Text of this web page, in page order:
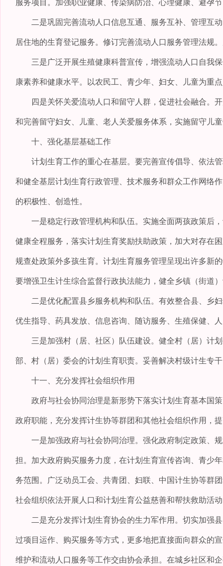
服务项目。加强职业健康、传染病防治、心理健康、避孕
二是巩固完善流动人口信息互通、服务互补、管理互动
居住地的生育登记服务。修订完善流动人口服务管理法规
三是广泛开展生殖健康科普宣传，增强流动人口自我保
康素养和健康水平。以农民工、青少年、妇女、儿童为重
四是关怀关爱流动人口和留守人群，促进社会融合。开
和完善留守妇女、儿童、老人关爱服务体系，实施留守儿
十、强化基层基础工作
计划生育工作的重心在基层。要完善宣传倡导、依法管
和健全基层计划生育行政管理、技术服务和群众工作网络
的积极性、创造性。
一是稳定行政管理机构和队伍。实施全面两孩政策后，
健康全程服务，落实计划生育奖励扶助政策，加大对存在
规查处政策外多孩生育。计划生育服务管理呈现出许多新
要增强卫生计生综合监督行政执法能力，健全乡镇（街道
二是优化配置县乡服务机构和队伍。有效整合县、乡妇
优生指导、药具发放、信息咨询、随访服务、生殖保健、
三是加强村（居、社区）队伍建设。健全村（居）计划
部、村（居）委会的计划生育职责。妥善解决村级计生专
十一、充分发挥社会组织作用
政府与社会协同治理是新形势下落实计划生育基本国策
政府职能，充分发挥计生协等群团和其他社会组织作用，
一是加强政府与社会协同治理。强化政府制定政策、规
担。加大政府购买服务力度，在计划生育宣传咨询、青少
务范围。广泛动员工会、共青团、妇联、中国计生协等群
社会组织依法开展人口和计划生育公益慈善和帮扶救助活
二是充分发挥计划生育协会的生力军作用。切实加强县
过项目运作、购买服务等方式，更多地把直接面向群众的
维护和流动人口服务等工作交由协会承担。在城乡社区和